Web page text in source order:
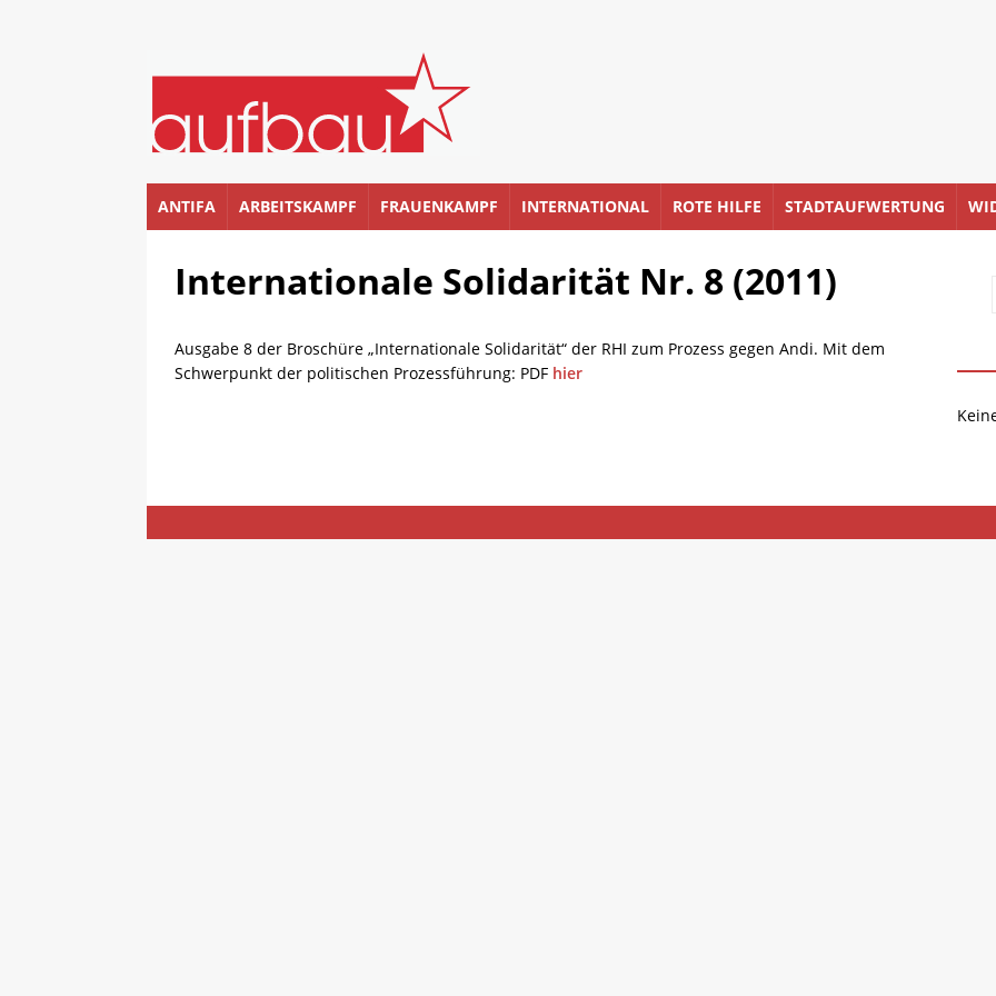
ANTIFA ARBEITSKAMPF FRAUENKAMPF INTERNATIONAL ROTE HILFE STADTAUFWERTUNG
Internationale Solidarität Nr. 8 (2011)
Ausgabe 8 der Broschüre „Internationale Solidarität“ der RHI zum Prozess gegen Andi. Mit dem
Schwerpunkt der politischen Prozessführung: PDF hier